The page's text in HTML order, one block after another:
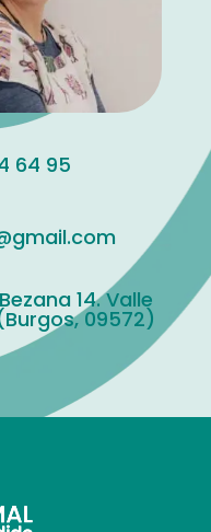
64 95
14. Valle
09572)